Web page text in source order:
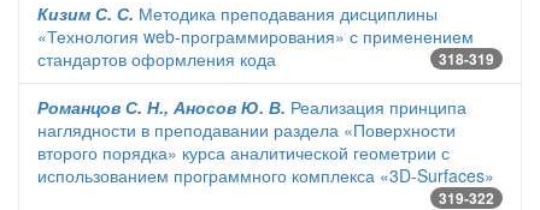
Кизим С. С. Методика преподавания дисциплины
«Технология web-программирования» с применением
стандартов оформления кода
318-319
Романцов С. Н., Аносов Ю. В. Реализация принципа
наглядности в преподавании раздела «Поверхности
второго порядка» курса аналитической геометрии с
использованием программного комплекса «3D-Surfaces»
319-322